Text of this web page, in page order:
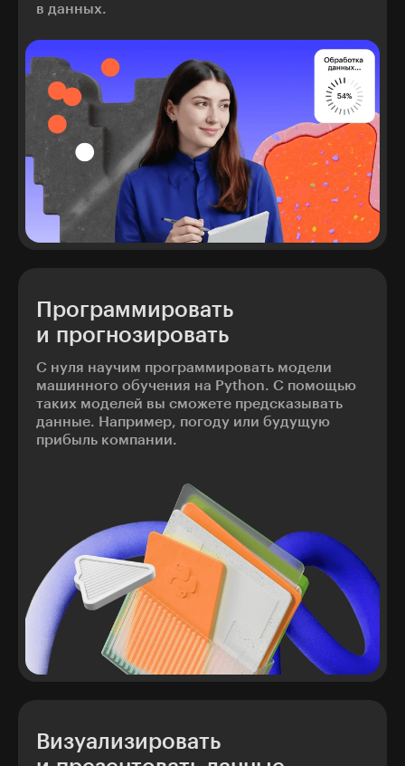
в данных.
Программировать
и прогнозировать
С нуля научим программировать модели
машинного обучения на Python. С помощью
таких моделей вы сможете предсказывать
данные. Например, погоду или будущую
прибыль компании.
Визуализировать